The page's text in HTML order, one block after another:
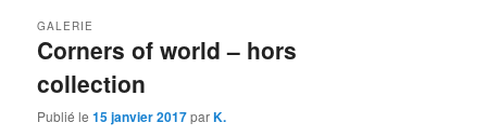
Corners of world – hors
collection
GALERIE
Publié le15 janvier 2017parK.